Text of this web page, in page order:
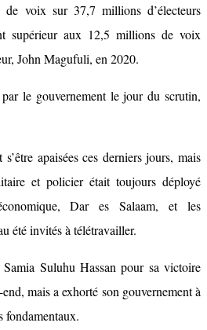
voix sur 37,7 millions d’électeurs
supérieur aux 12,5 millions de voix
John Magufuli, en 2020.
le gouvernement le jour du scrutin,
apaisées ces derniers jours, mais
et policier était toujours déployé
Dar es Salaam, et les
été invités à télétravailler.
Suluhu Hassan pour sa victoire
mais a exhorté son gouvernement à
fondamentaux.